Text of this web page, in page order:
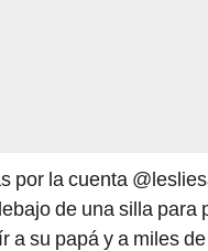
por la cuenta
de una silla para
a su papá y a miles